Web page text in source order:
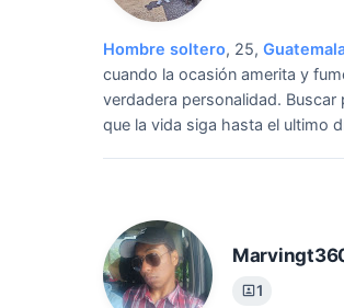
Hombre soltero, 25,
cuando la ocasión amerita y
verdadera personalidad. Buscar
que la vida siga hasta el ultimo
1